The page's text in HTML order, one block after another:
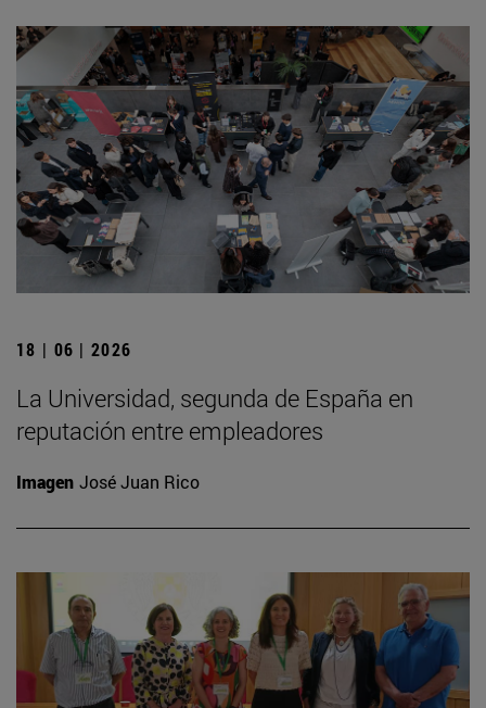
18 | 06 | 2026
La Universidad, segunda de España en
reputación entre empleadores
Imagen José Juan Rico